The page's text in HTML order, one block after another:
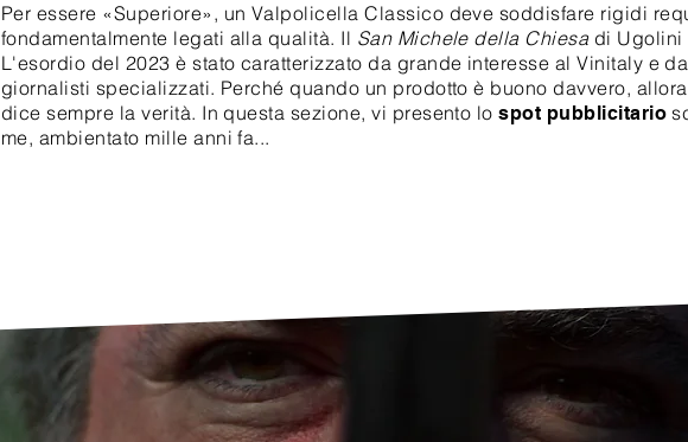
Per essere «Superiore», un Valpolicella Classico deve soddisfare rigidi
fondamentalmente legati alla qualità. Il San Michele della Chiesa di Ugolini
L'esordio del 2023 è stato caratterizzato da grande interesse al Vinitaly e
giornalisti specializzati. Perché quando un prodotto è buono davvero,
dice sempre la verità. In questa sezione, vi presento lospot pubblicitario
me, ambientato mille anni fa...